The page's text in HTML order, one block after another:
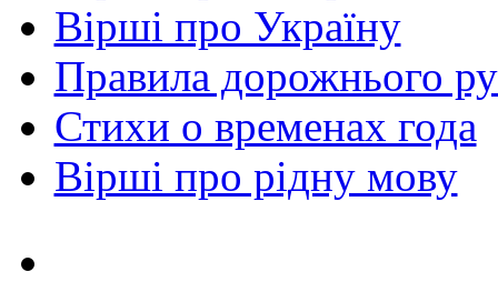
Вірші про Україну
Правила дорожнього
Стихи о временах года
Вірші про рідну мову